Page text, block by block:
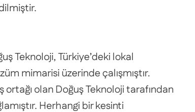
Teknoloji, Türkiye’deki lokal
mimarisi üzerinde çalışmıştır.
olan Doğuş Teknoloji tarafından
Herhangi bir kesinti